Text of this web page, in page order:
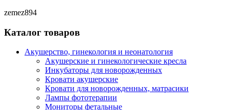
zemez894
Каталог товаров
Акушерство, гинекология и неонатология
Акушерские и гинекологические креслa
Инкубаторы для новорожденных
Кровати акушерские
Кровати для новорожденных, матрасики
Лампы фототерапии
Мониторы фетальные